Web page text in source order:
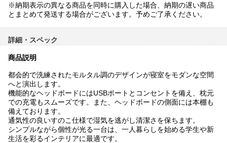
※納期表示の異なる商品を同時に購入した場合、納期の遅い商品
とまとめて発送する場合がございます。予めご了承ください。
詳細・スペック
商品説明
都会的で洗練されたモルタル調のデザインが寝室をモダンな空間
へと演出します。
機能的なヘッドボードにはUSBポートとコンセントを備え、枕元
での充電もスムーズです。また、ヘッドボードの側面には本棚も
備えております。
通気性の良いすのこ仕様で湿気を逃がし清潔さを保ちます。
シンプルながら個性が光る一台は、一人暮らしを始める学生や新
生活を彩るインテリアに最適です。